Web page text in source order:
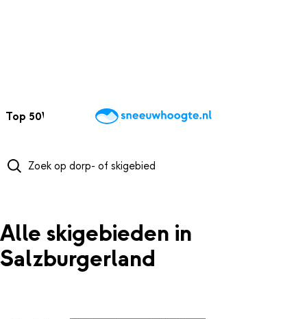
Top 50Webcams WintersportweerKaarten
Alle skigebieden in
Salzburgerland